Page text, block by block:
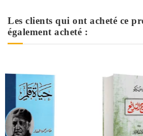
Les clients qui ont acheté ce
également acheté :